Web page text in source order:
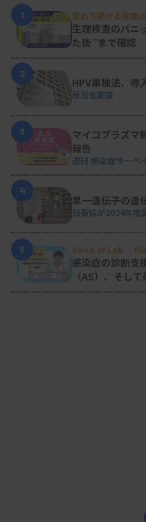
1
変わり続ける検査
生理検査のパニ
た後”まで確認
2
HPV単独法、導
厚労省調査
3
マイコプラズマ
報告
週刊 感染症サー
4
単一遺伝子の遺
日衛協が2024年度
5
Voice of Lab. file
検査部微生物遺伝
感染症の診断支
（AS）、そし